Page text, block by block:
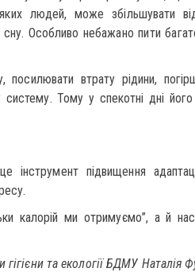
людей, може збільшувати
Особливо небажано пити
втрату рідини,
систему. Тому у спекотні дні
підвищення
калорій ми отримуємо”, а й
та екології БДМУ Наталія